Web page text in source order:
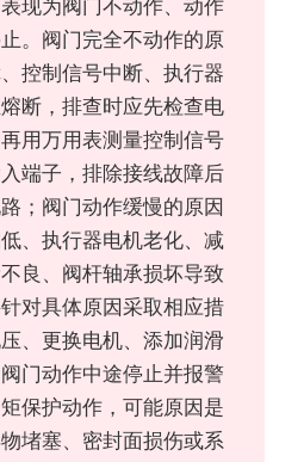
现为阀门不动作、动作
。阀门完全不动作的原
控制信号中断、执行器
断，排查时应先检查电
用万用表测量控制信号
端子，排除接线故障后
；阀门动作缓慢的原因
、执行器电机老化、减
良、阀杆轴承损坏导致
对具体原因采取相应措
、更换电机、添加润滑
门动作中途停止并报警
保护动作，可能原因是
堵塞、密封面损伤或系